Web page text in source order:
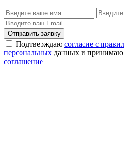
Отправить заявку
Подтверждаю согласие с
персональных данных и принимаю
соглашение